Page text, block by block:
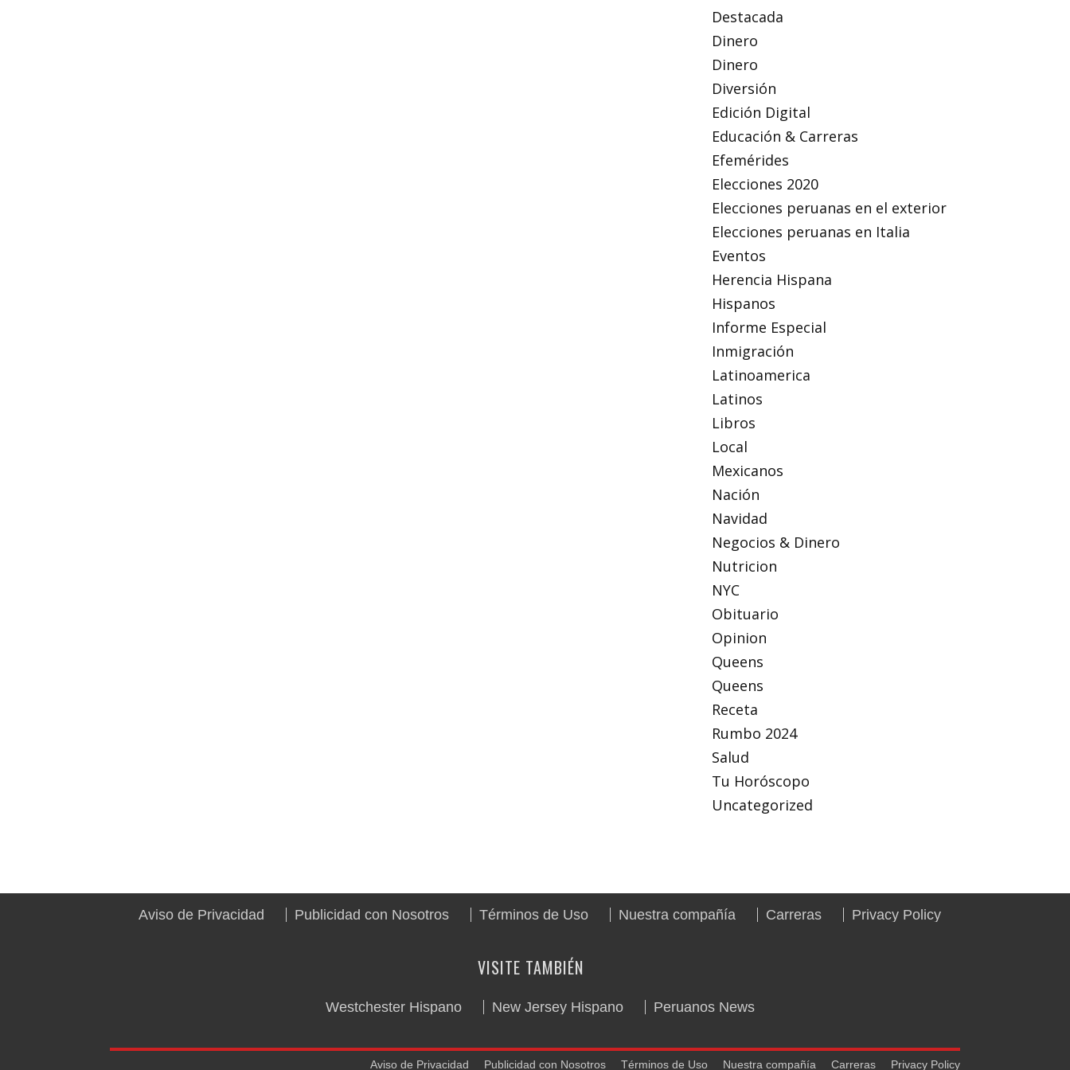
Destacada
Dinero
Dinero
Diversión
Edición Digital
Educación & Carreras
Efemérides
Elecciones 2020
Elecciones peruanas en el exterior
Elecciones peruanas en Italia
Eventos
Herencia Hispana
Hispanos
Informe Especial
Inmigración
Latinoamerica
Latinos
Libros
Local
Mexicanos
Nación
Navidad
Negocios & Dinero
Nutricion
NYC
Obituario
Opinion
Queens
Queens
Receta
Rumbo 2024
Salud
Tu Horóscopo
Uncategorized
Aviso de Privacidad Publicidad con Nosotros Términos de Uso Nuestra compañía Carreras Privacy Policy
VISITE TAMBIÉN
Westchester Hispano New Jersey Hispano Peruanos News
Aviso de Privacidad Publicidad con Nosotros Términos de Uso Nuestra compañía Carreras Privacy Policy